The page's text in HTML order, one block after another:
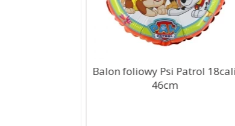
Balon foliowy Psi Patrol 18cali
46cm